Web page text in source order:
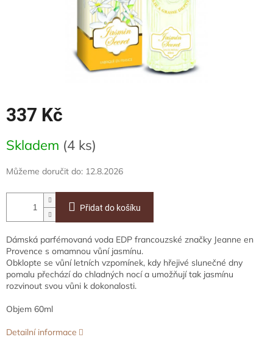
337 Kč
cena:
Skladem (4 ks)
Můžeme doručit do: 12.8.2026
Přidat do košíku
Dámská parfémovaná voda EDP francouzské značky Jeanne en
Provence s omamnou vůní jasmínu.
Obklopte se vůní letních vzpomínek, kdy hřejivé slunečné dny
pomalu přechází do chladných nocí a umožňují tak jasmínu
rozvinout svou vůni k dokonalosti.
Objem 60ml
Detailní informace